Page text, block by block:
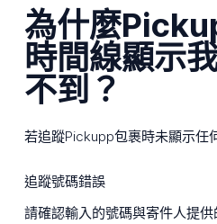
為什麼
時間線顯示
不到？
若追蹤Pickupp包裹時未顯示任
追蹤號碼錯誤
請確認輸入的號碼與寄件人提